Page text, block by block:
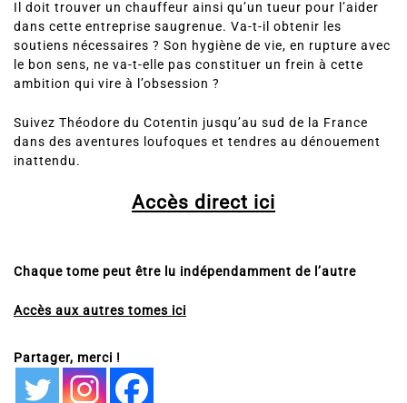
Il doit trouver un chauffeur ainsi qu’un tueur pour l’aider
dans cette entreprise saugrenue. Va-t-il obtenir les
soutiens nécessaires ? Son hygiène de vie, en rupture avec
le bon sens, ne va-t-elle pas constituer un frein à cette
ambition qui vire à l’obsession ?
Suivez Théodore du Cotentin jusqu’au sud de la France
dans des aventures loufoques et tendres au dénouement
inattendu.
Accès direct ici
Chaque tome peut être lu indépendamment de l’autre
Accès aux autres tomes ici
Partager, merci !